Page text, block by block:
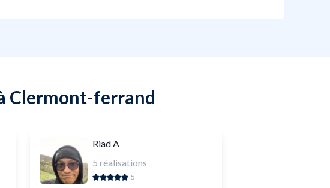
Clermont-ferrand
Riad A
5 réalisations
5